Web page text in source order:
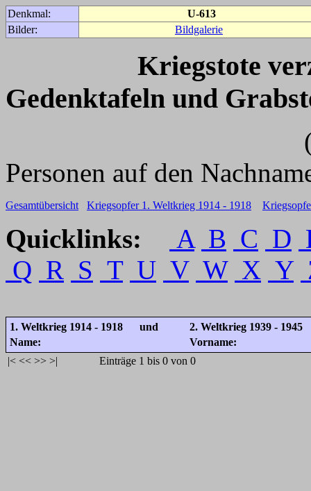
Denkmal:
U-613
Bilder:
Bildgalerie
Kriegstote
Gedenktafeln und
(Für weitere
Personen auf den
Gesamtübersicht Kriegsopfer 1. Weltkrieg 1914 - 1918
Quicklinks: A B C D
Q R S T U V W X Y
1. Weltkrieg 1914 - 1918 und
2. Weltkrieg 1939 - 1945
Name:
Vorname:
|< << >> >| Einträge 1 bis 0 von 0